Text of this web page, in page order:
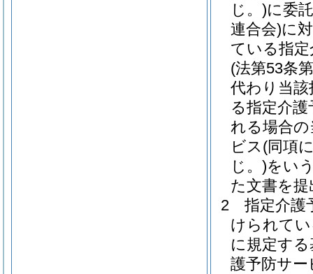
じ。)に委
連合会)に
ている指
(法第53条
代わり当
る指定介
れる場合
ビス (同項
じ。)をい
た文書を
2
指定介護
けられて
に規定す
護予防サ